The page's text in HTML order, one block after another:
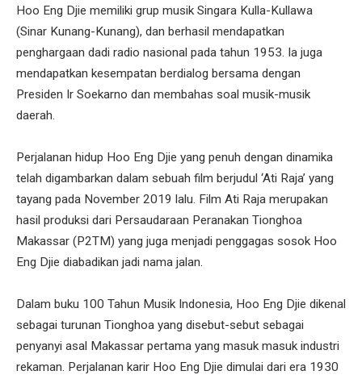
Hoo Eng Djie memiliki grup musik Singara Kulla-Kullawa
(Sinar Kunang-Kunang), dan berhasil mendapatkan
penghargaan dadi radio nasional pada tahun 1953. Ia juga
mendapatkan kesempatan berdialog bersama dengan
Presiden Ir Soekarno dan membahas soal musik-musik
daerah.
Perjalanan hidup Hoo Eng Djie yang penuh dengan dinamika
telah digambarkan dalam sebuah film berjudul ‘Ati Raja’ yang
tayang pada November 2019 lalu. Film Ati Raja merupakan
hasil produksi dari Persaudaraan Peranakan Tionghoa
Makassar (P2TM) yang juga menjadi penggagas sosok Hoo
Eng Djie diabadikan jadi nama jalan.
Dalam buku 100 Tahun Musik Indonesia, Hoo Eng Djie dikenal
sebagai turunan Tionghoa yang disebut-sebut sebagai
penyanyi asal Makassar pertama yang masuk masuk industri
rekaman. Perjalanan karir Hoo Eng Djie dimulai dari era 1930